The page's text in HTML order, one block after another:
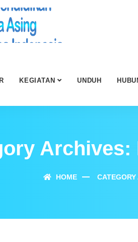
KEGIATAN UNDUH
Archives:
HOME